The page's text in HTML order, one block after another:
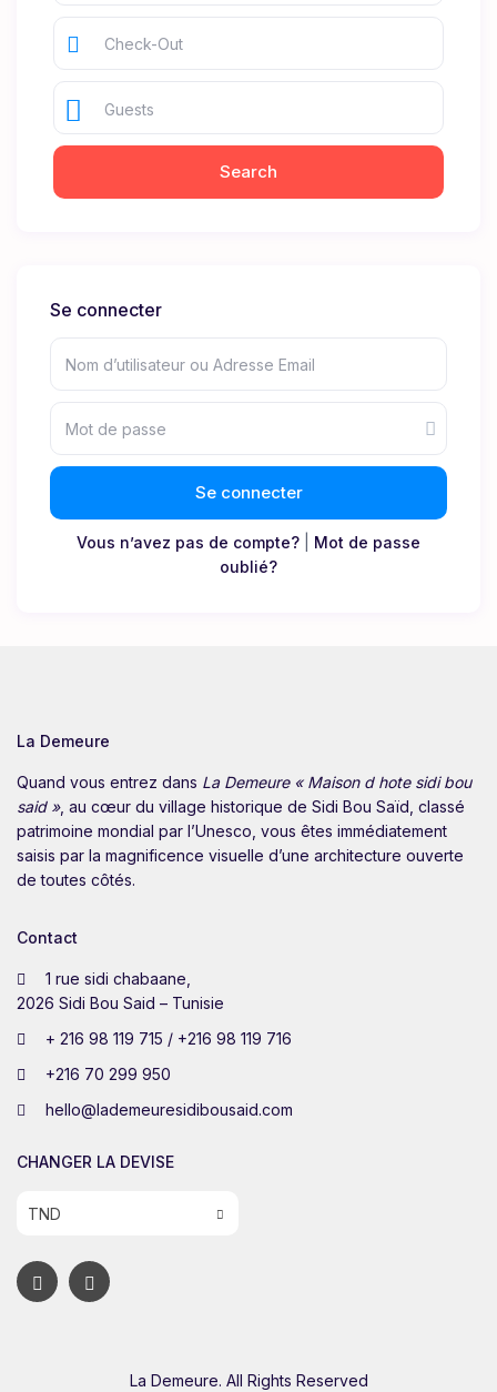
Guests
Se connecter
Se connecter
Vous n’avez pas de compte?
Mot de passe
oublié?
La Demeure
Quand vous entrez dans La Demeure « Maison d hote sidi bou
said », au cœur du village historique de Sidi Bou Saïd, classé
patrimoine mondial par l’Unesco, vous êtes immédiatement
saisis par la magnificence visuelle d’une architecture ouverte
de toutes côtés.
Contact
1 rue sidi chabaane,
2026 Sidi Bou Said – Tunisie
+ 216 98 119 715 / +216 98 119 716
+216 70 299 950
hello@lademeuresidibousaid.com
CHANGER LA DEVISE
TND
La Demeure. All Rights Reserved